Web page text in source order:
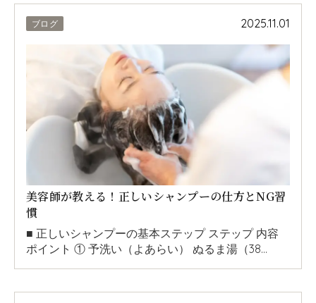
ブログ 2025.11.01
美容師が教える！正しいシャンプーの仕方とNG習
慣
■ 正しいシャンプーの基本ステップ ステップ 内容
ポイント ① 予洗い（よあらい） ぬるま湯（38…